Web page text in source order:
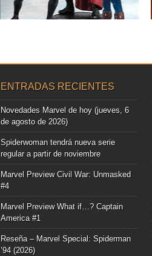
ENTRADAS RECIENTES
Novedades Marvel de hoy (jueves, 6
de agosto de 2026)
Spiderwoman tendrá nueva serie
regular a partir de noviembre
Marvel Preview Civil War: Unmasked
#4
Marvel Preview What if…? Captain
America #1
Reseña – Marvel Special: Spiderman
’94 (2026)